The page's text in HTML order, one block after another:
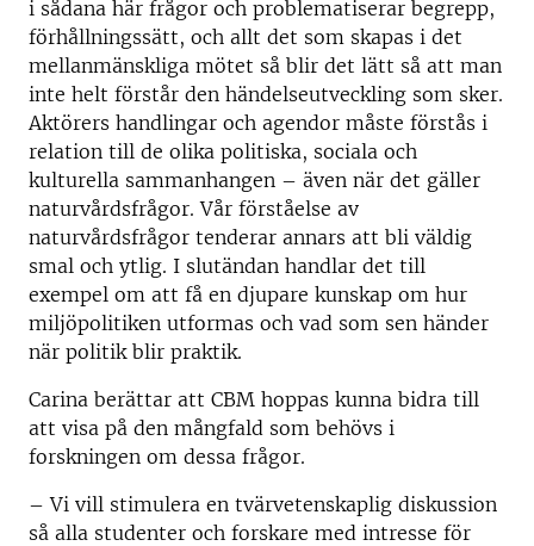
i sådana här frågor och problematiserar begrepp,
förhållningssätt, och allt det som skapas i det
mellanmänskliga mötet så blir det lätt så att man
inte helt förstår den händelseutveckling som sker.
Aktörers handlingar och agendor måste förstås i
relation till de olika politiska, sociala och
kulturella sammanhangen – även när det gäller
naturvårdsfrågor. Vår förståelse av
naturvårdsfrågor tenderar annars att bli väldig
smal och ytlig. I slutändan handlar det till
exempel om att få en djupare kunskap om hur
miljöpolitiken utformas och vad som sen händer
när politik blir praktik.
Carina berättar att CBM hoppas kunna bidra till
att visa på den mångfald som behövs i
forskningen om dessa frågor.
– Vi vill stimulera en tvärvetenskaplig diskussion
så alla studenter och forskare med intresse för